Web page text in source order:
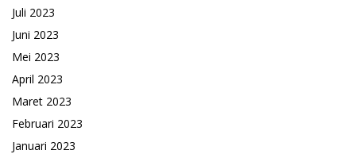
Juli 2023
Juni 2023
Mei 2023
April 2023
Maret 2023
Februari 2023
Januari 2023